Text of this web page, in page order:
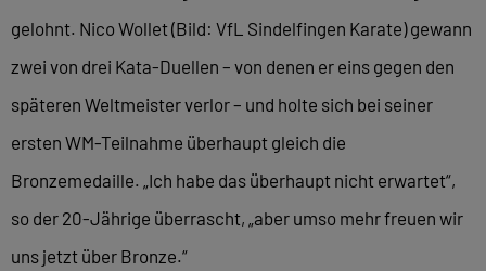
gelohnt. Nico Wollet (Bild: VfL Sindelfingen Karate) gewann
zwei von drei Kata-Duellen – von denen er eins gegen den
späteren Weltmeister verlor – und holte sich bei seiner
ersten WM-Teilnahme überhaupt gleich die
Bronzemedaille. „Ich habe das überhaupt nicht erwartet“,
so der 20-Jährige überrascht, „aber umso mehr freuen wir
uns jetzt über Bronze.“